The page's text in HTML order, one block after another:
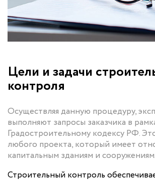
Цели и задачи
контроля
Осуществляя данную процедуру,
выполняют запросы заказчика в
Градостроительному кодексу РФ.
любого проекта, который имеет
капитальным зданиям и сооружениям.
Строительный контроль